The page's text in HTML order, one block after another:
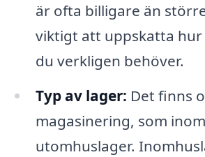
är ofta billigare än
viktigt att uppskatta hur
du verkligen behöver.
Typ av lager: Det finns
magasinering, som
utomhuslager.